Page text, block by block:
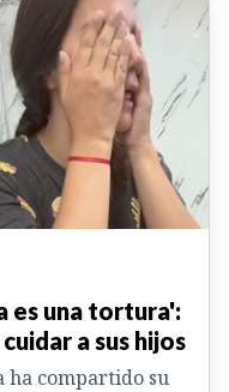
es una tortura':
a sus hijos
ha compartido su